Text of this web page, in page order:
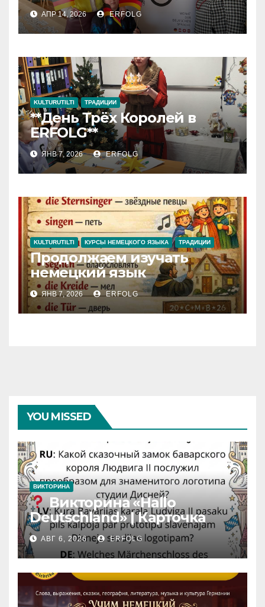
культуры и успеха!**
АПР 14, 2026 ERFOLG
KULTURUTILTI ТРАДИЦИИ
**День Трёх Королей в
ERFOLG**
ЯНВ 7, 2026 ERFOLG
KULTURUTILTI КУРСЫ НЕМЕЦКОГО ЯЗЫКА ТРАДИЦИИ
Продолжаем изучать
немецкий язык
ЯНВ 7, 2026 ERFOLG
YOU MISSED
ВИКТОРИНА
Викторина «Hallo
Deutschland» | Карточка
№46
Замок вдохновения
Iedvesmas pils / Schloss der
Inspiration
АВГ 6, 2026 ERFOLG